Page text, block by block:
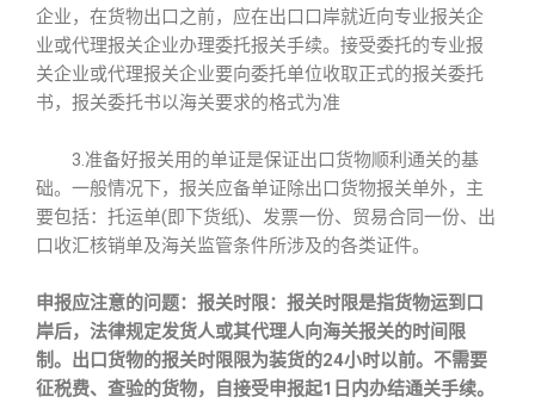
企业，在货物出口之前，应在出口口岸就近向专业报关企
业或代理报关企业办理委托报关手续。接受委托的专业报
关企业或代理报关企业要向委托单位收取正式的报关委托
书，报关委托书以海关要求的格式为准
3.准备好报关用的单证是保证出口货物顺利通关的基
础。一般情况下，报关应备单证除出口货物报关单外，主
要包括：托运单(即下货纸)、发票一份、贸易合同一份、出
口收汇核销单及海关监管条件所涉及的各类证件。
申报应注意的问题：报关时限：报关时限是指货物运到口
岸后，法律规定发货人或其代理人向海关报关的时间限
制。出口货物的报关时限限为装货的24小时以前。不需要
征税费、查验的货物，自接受申报起1日内办结通关手续。